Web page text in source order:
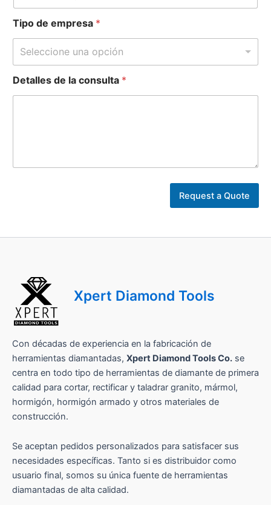
r
e
o
*
ú
m
e
r
Tipo de empresa *
Seleccione una opción
Detalles de la consulta *
Request a Quote
Xpert Diamond Tools
Con décadas de experiencia en la fabricación de
herramientas diamantadas, Xpert Diamond Tools Co. se
centra en todo tipo de herramientas de diamante de primera
calidad para cortar, rectificar y taladrar granito, mármol,
hormigón, hormigón armado y otros materiales de
construcción.
Se aceptan pedidos personalizados para satisfacer sus
necesidades específicas. Tanto si es distribuidor como
usuario final, somos su única fuente de herramientas
diamantadas de alta calidad.